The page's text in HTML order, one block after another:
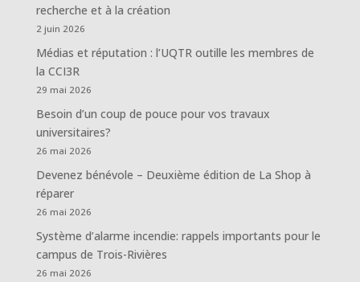
recherche et à la création
2 juin 2026
Médias et réputation : l’UQTR outille les membres de
la CCI3R
29 mai 2026
Besoin d’un coup de pouce pour vos travaux
universitaires?
26 mai 2026
Devenez bénévole – Deuxième édition de La Shop à
réparer
26 mai 2026
Système d’alarme incendie: rappels importants pour le
campus de Trois-Rivières
26 mai 2026